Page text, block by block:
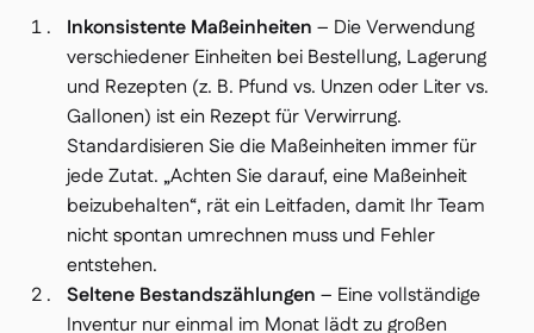
Inkonsistente Maßeinheiten – Die Verwendung
verschiedener Einheiten bei Bestellung, Lagerung
und Rezepten (z. B. Pfund vs. Unzen oder Liter vs.
Gallonen) ist ein Rezept für Verwirrung.
Standardisieren Sie die Maßeinheiten immer für
jede Zutat. „Achten Sie darauf, eine Maßeinheit
beizubehalten“, rät ein Leitfaden, damit Ihr Team
nicht spontan umrechnen muss und Fehler
entstehen.
Seltene Bestandszählungen – Eine vollständige
Inventur nur einmal im Monat lädt zu großen